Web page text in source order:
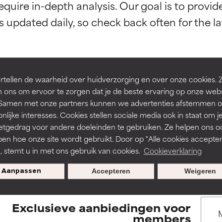
de waarheid over huidverzorging en over onze cookies.
ons om ervoor te zorgen dat je de beste ervaring op onze
met onze partners kunnen we advertenties afstemmen
interesses. Cookies stellen sociale media ook in staat om je
voor andere doeleinden te gebruiken. Ze helpen ons
hoe onze site wordt gebruikt. Door op "Alle cookies
stemt u in met ons gebruik van cookies. Cookieverklaring
Aanpassen Weigeren
Accepteren
in-depth analysis. Our goal is to
BACK TO SEARCH
to assess ingredients in this dictionary. Regulations
door onafhankelijk onderzoek. Uitstekend actief
of huidproblemen.
irriterend maar kan esthetische, stabiliteits- of andere
is aanwezig. Het risico wordt vergroot als het gecombineerd
ingrediënten.
droogheid, enz. veroorzaken. Kan in sommige gevallen
het algemeen is bewezen dat het meer kwaad dan goed
door onafhankelijk onderzoek. Uitstekend actief
of huidproblemen.
irriterend maar kan esthetische, stabiliteits- of andere
is aanwezig. Het risico wordt vergroot als het gecombineerd
ingrediënten.
droogheid, enz. veroorzaken. Kan in sommige gevallen
het algemeen is bewezen dat het meer kwaad dan goed
Exclusieve aanbiedingen voor
members